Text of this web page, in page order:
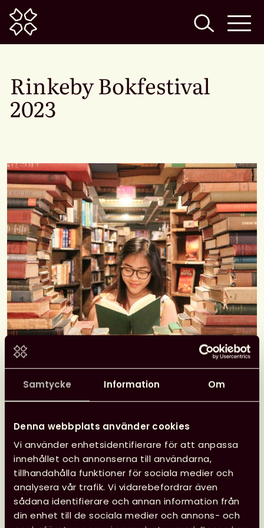
Samtycke Information Om
Denna webbplats använder cookies
Vi använder enhetsidentifierare för att anpassa
innehållet och annonserna till användarna,
tillhandahålla funktioner för sociala medier och
analysera vår trafik. Vi vidarebefordrar även
sådana identifierare och annan information från
din enhet till de sociala medier och annons- och
Home
Rinkeby Bokfestival
2023
Välkommen till Rinkeby
Bokfestival, ett två dagars
firande av läsandet och
litteraturen.
Festivalen kommer att lyfta fram skönlitteratur
och sakprosa som avspeglar möten, erfarenheter
och konflikter i ett mångkulturellt samhälle.